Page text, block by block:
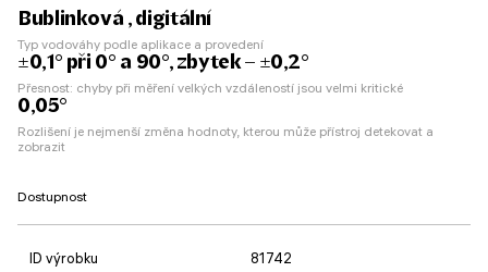
Bublinková , digitální
Typ vodováhy podle aplikace a provedení
±0,1° při 0° a 90°, zbytek – ±0,2°
Přesnost: chyby při měření velkých vzdáleností jsou velmi kritické
0,05°
Rozlišení je nejmenší změna hodnoty, kterou může přístroj detekovat a
zobrazit
Dostupnost
ID výrobku
81742